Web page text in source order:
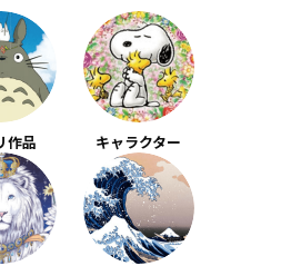
作品 キャラクター